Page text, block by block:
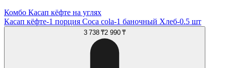
Комбо Касап кёфте на углях
Касап кёфте-1 порция Coca cola-1 баночный Хлеб-0.5 шт
3 738 ₸2 990 ₸